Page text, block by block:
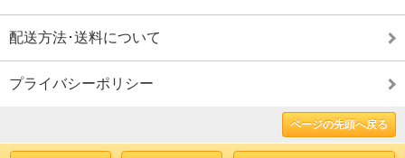
配送方法･送料について
プライバシーポリシー
ページの先頭へ戻る